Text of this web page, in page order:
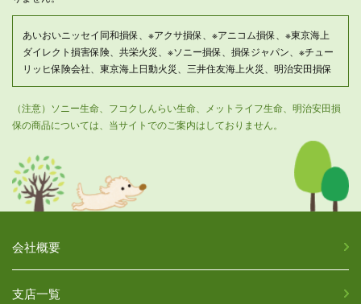
あいおいニッセイ同和損保、※アクサ損保、※アニコム損保、※東京海上
ダイレクト損害保険、共栄火災、※ソニー損保、損保ジャパン、※チュー
リッヒ保険会社、東京海上日動火災、三井住友海上火災、明治安田損保
（注意）ソニー生命、フコクしんらい生命、メットライフ生命、明治安田損
保の商品については、当サイトでのご案内はしておりません。
会社概要
支店一覧